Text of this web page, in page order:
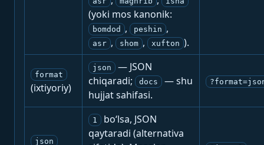
(yoki mos kanonik:
bomdod , peshin ,
asr , shom , xufton ).
format
(ixtiyoriy)
json
— JSON
chiqaradi;
docs
— shu
hujjat sahifasi.
json
1
bo‘lsa, JSON
qaytaradi (alternativa